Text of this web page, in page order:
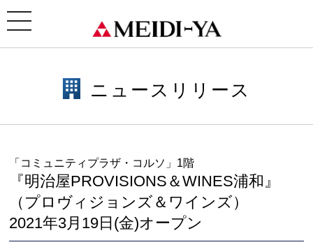
toggle
navigation
浦和』（プロヴィジョンズ＆ワインズ）2021年3月19日(金)オープン
ニュースリリース
「コミュニティプラザ・コルソ」1階
『明治屋PROVISIONS＆WINES浦和』
（プロヴィジョンズ＆ワインズ）
2021年3月19日(金)オープン